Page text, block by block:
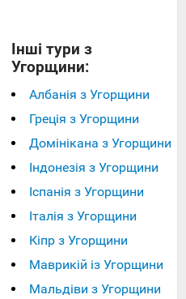
Інші тури з
Угорщини:
Албанія з Угорщини
Греція з Угорщини
Домінікана з Угорщини
Індонезія з Угорщини
Іспанія з Угорщини
Італія з Угорщини
Кіпр з Угорщини
Маврикій із Угорщини
Мальдіви з Угорщини